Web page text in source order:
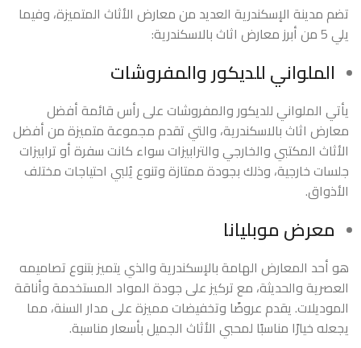
تضم مدينة الإسكندرية العديد من معارض الأثاث المتميزة، وفيما
يلي 5 من أبرز معارض اثاث بالاسكندرية:
الملواني للديكور والمفروشات
يأتي الملواني للديكور والمفروشات على رأس قائمة أفضل
معارض اثاث بالاسكندرية، والتي تقدم مجموعة متميزة من أفضل
الأثاث المكتبي والخارجي والترابيزات سواء كانت سفرة أو ترابيزات
جلسات خارجية، وذلك بجودة ممتازة وتنوع يُلبي احتياجات مختلف
الأذواق.
معرض موبليانا
هو أحد المعارض الهامة بالإسكندرية والذي يتميز بتنوع تصاميمه
العصرية والحديثة، مع تركيز على جودة المواد المستخدمة وأناقة
الموديلات. يقدم عروضًا وتخفيضات مميزة على مدار السنة، مما
يجعله خيارًا مناسبًا لمحبي الأثاث الجميل بأسعار مناسبة.